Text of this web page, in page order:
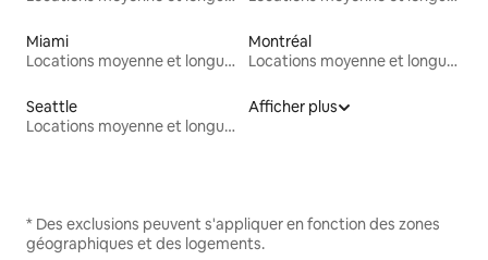
Miami
Locations moyenne et longue durée
Montréal
Locations moyenne et longue durée
Seattle
Locations moyenne et longue durée
Afficher plus
* Des exclusions peuvent s'appliquer en fonction des zones
géographiques et des logements.